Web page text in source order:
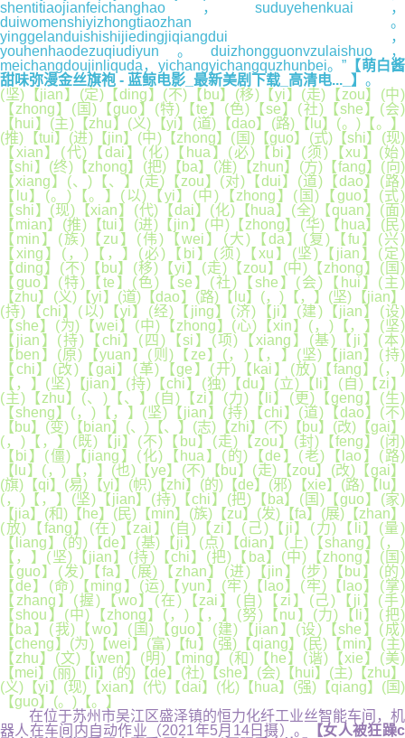
shentitiaojianfeichanghao，suduyehenkuai，
duiwomenshiyizhongtiaozhan。
yinggelanduishishijiedingjiqiangdui，
youhenhaodezuqiudiyun。duizhongguonvzulaishuo，
meichangdoujinliquda，yichangyichangquzhunbei。” 【萌白酱
甜味弥漫金丝旗袍 - 蓝鲸电影_最新美剧下载_高清电..._】 。
(坚)【jian】(定)【ding】(不)【bu】(移)【yi】(走)【zou】(中)
【zhong】(国)【guo】(特)【te】(色)【se】(社)【she】(会)
【hui】(主)【zhu】(义)【yi】(道)【dao】(路)【lu】(。)【。】
(推)【tui】(进)【jin】(中)【zhong】(国)【guo】(式)【shi】(现)
【xian】(代)【dai】(化)【hua】(必)【bi】(须)【xu】(始)
【shi】(终)【zhong】(把)【ba】(准)【zhun】(方)【fang】(向)
【xiang】(、)【、】(走)【zou】(对)【dui】(道)【dao】(路)
【lu】(。)【。】(以)【yi】(中)【zhong】(国)【guo】(式)
【shi】(现)【xian】(代)【dai】(化)【hua】(全)【quan】(面)
【mian】(推)【tui】(进)【jin】(中)【zhong】(华)【hua】(民)
【min】(族)【zu】(伟)【wei】(大)【da】(复)【fu】(兴)
【xing】(，)【，】(必)【bi】(须)【xu】(坚)【jian】(定)
【ding】(不)【bu】(移)【yi】(走)【zou】(中)【zhong】(国)
【guo】(特)【te】(色)【se】(社)【she】(会)【hui】(主)
【zhu】(义)【yi】(道)【dao】(路)【lu】(，)【，】(坚)【jian】
(持)【chi】(以)【yi】(经)【jing】(济)【ji】(建)【jian】(设)
【she】(为)【wei】(中)【zhong】(心)【xin】(，)【，】(坚)
【jian】(持)【chi】(四)【si】(项)【xiang】(基)【ji】(本)
【ben】(原)【yuan】(则)【ze】(，)【，】(坚)【jian】(持)
【chi】(改)【gai】(革)【ge】(开)【kai】(放)【fang】(，)
【，】(坚)【jian】(持)【chi】(独)【du】(立)【li】(自)【zi】
(主)【zhu】(、)【、】(自)【zi】(力)【li】(更)【geng】(生)
【sheng】(，)【，】(坚)【jian】(持)【chi】(道)【dao】(不)
【bu】(变)【bian】(、)【、】(志)【zhi】(不)【bu】(改)【gai】
(，)【，】(既)【ji】(不)【bu】(走)【zou】(封)【feng】(闭)
【bi】(僵)【jiang】(化)【hua】(的)【de】(老)【lao】(路)
【lu】(，)【，】(也)【ye】(不)【bu】(走)【zou】(改)【gai】
(旗)【qi】(易)【yi】(帜)【zhi】(的)【de】(邪)【xie】(路)【lu】
(，)【，】(坚)【jian】(持)【chi】(把)【ba】(国)【guo】(家)
【jia】(和)【he】(民)【min】(族)【zu】(发)【fa】(展)【zhan】
(放)【fang】(在)【zai】(自)【zi】(己)【ji】(力)【li】(量)
【liang】(的)【de】(基)【ji】(点)【dian】(上)【shang】(，)
【，】(坚)【jian】(持)【chi】(把)【ba】(中)【zhong】(国)
【guo】(发)【fa】(展)【zhan】(进)【jin】(步)【bu】(的)
【de】(命)【ming】(运)【yun】(牢)【lao】(牢)【lao】(掌)
【zhang】(握)【wo】(在)【zai】(自)【zi】(己)【ji】(手)
【shou】(中)【zhong】(，)【，】(努)【nu】(力)【li】(把)
【ba】(我)【wo】(国)【guo】(建)【jian】(设)【she】(成)
【cheng】(为)【wei】(富)【fu】(强)【qiang】(民)【min】(主)
【zhu】(文)【wen】(明)【ming】(和)【he】(谐)【xie】(美)
【mei】(丽)【li】(的)【de】(社)【she】(会)【hui】(主)【zhu】
(义)【yi】(现)【xian】(代)【dai】(化)【hua】(强)【qiang】(国)
【guo】(。)【。】
在位于苏州市吴江区盛泽镇的恒力化纤工业丝智能车间，机
器人在车间内自动作业（2021年5月14日摄）。
【女人被狂躁c